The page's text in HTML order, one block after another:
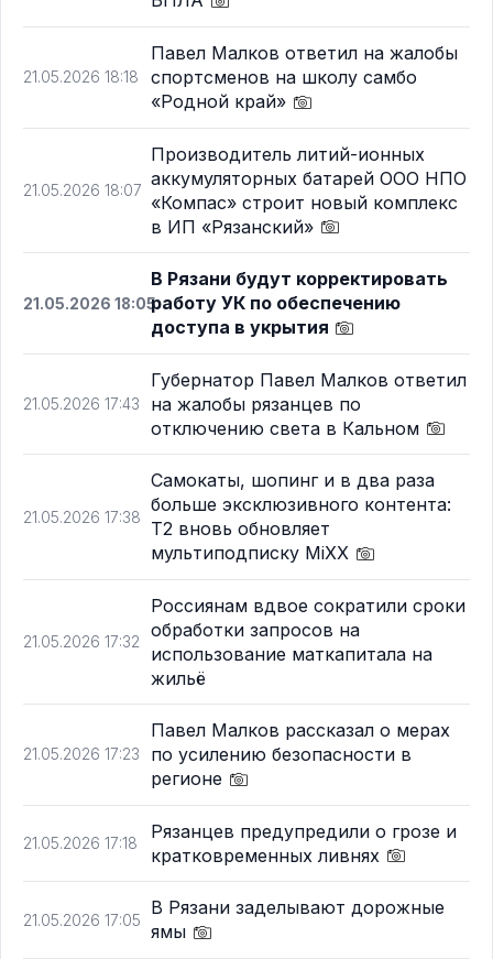
21.05.2026 18:18
Павел Малков ответил на жалобы
спортсменов на школу самбо
«Родной край»
21.05.2026 18:07
Производитель литий-ионных
аккумуляторных батарей ООО НПО
«Компас» строит новый комплекс
в ИП «Рязанский»
21.05.2026 18:05
В Рязани будут корректировать
работу УК по обеспечению
доступа в укрытия
21.05.2026 17:43
Губернатор Павел Малков ответил
на жалобы рязанцев по
отключению света в Кальном
21.05.2026 17:38
Самокаты, шопинг и в два раза
больше эксклюзивного контента:
Т2 вновь обновляет
мультиподписку MiXX
21.05.2026 17:32
Россиянам вдвое сократили сроки
обработки запросов на
использование маткапитала на
жильё
21.05.2026 17:23
Павел Малков рассказал о мерах
по усилению безопасности в
регионе
21.05.2026 17:18
Рязанцев предупредили о грозе и
кратковременных ливнях
21.05.2026 17:05
В Рязани заделывают дорожные
ямы